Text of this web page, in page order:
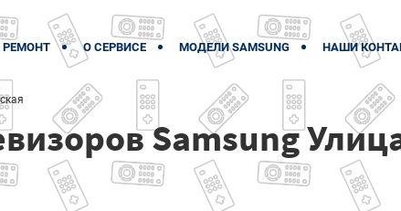
О СЕРВИСЕ МОДЕЛИ SAMSUNG НАШИ
Samsung